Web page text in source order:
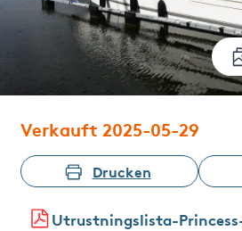
Verkauft 2025-05-29
Drucken
Utrustningslista-